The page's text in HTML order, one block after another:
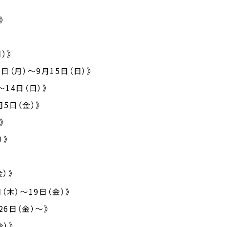
》
（月）～9月15日（日）》
14日（日）》
5日（金）》
》
）～19日（金）》
日（金）～》